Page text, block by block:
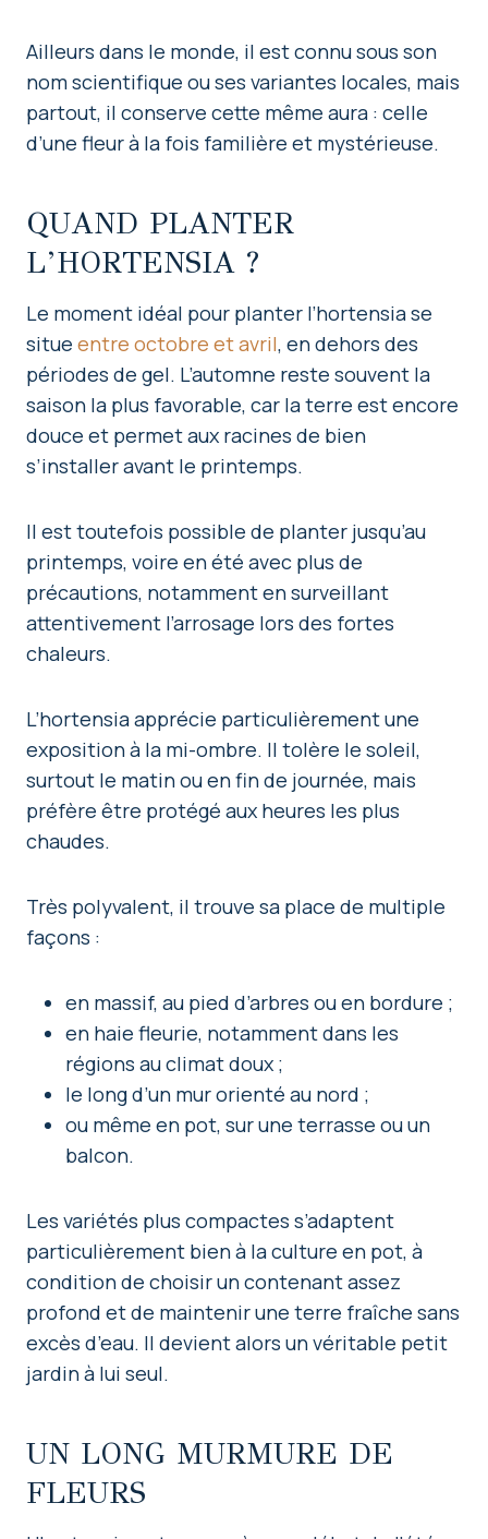
Ailleurs dans le monde, il est connu sous son
nom scientifique ou ses variantes locales, mais
partout, il conserve cette même aura : celle
d’une fleur à la fois familière et mystérieuse.
QUAND PLANTER
L’HORTENSIA ?
Le moment idéal pour planter l’hortensia se
situe entre octobre et avril, en dehors des
périodes de gel. L’automne reste souvent la
saison la plus favorable, car la terre est encore
douce et permet aux racines de bien
s’installer avant le printemps.
Il est toutefois possible de planter jusqu’au
printemps, voire en été avec plus de
précautions, notamment en surveillant
attentivement l’arrosage lors des fortes
chaleurs.
L’hortensia apprécie particulièrement une
exposition à la mi-ombre. Il tolère le soleil,
surtout le matin ou en fin de journée, mais
préfère être protégé aux heures les plus
chaudes.
Très polyvalent, il trouve sa place de multiple
façons :
en massif, au pied d’arbres ou en bordure ;
en haie fleurie, notamment dans les
régions au climat doux ;
le long d’un mur orienté au nord ;
ou même en pot, sur une terrasse ou un
balcon.
Les variétés plus compactes s’adaptent
particulièrement bien à la culture en pot, à
condition de choisir un contenant assez
profond et de maintenir une terre fraîche sans
excès d’eau. Il devient alors un véritable petit
jardin à lui seul.
UN LONG MURMURE DE
FLEURS